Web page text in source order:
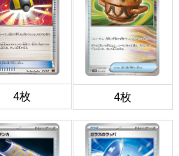
4枚 4枚